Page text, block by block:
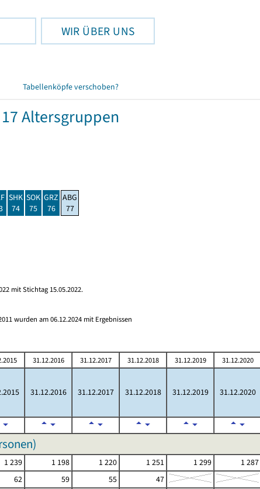
WIR ÜBER UNS
Tabellenköpfe verschoben?
Altersgruppen
SHK
74
SOK
75
GRZ
76
ABG
77
mit Stichtag 15.05.2022.
wurden am 06.12.2024 mit Ergebnissen
31.12.2016 31.12.2017 31.12.2018 31.12.2019 31.12.2020
31.12.2016 31.12.2017 31.12.2018 31.12.2019 31.12.2020
1 239 1 198 1 220 1 251 1 299
1 287
62 59 55
47